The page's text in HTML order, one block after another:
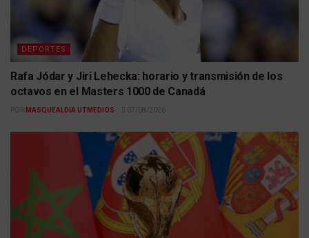
DEPORTES
Rafa Jódar y Jiri Lehecka: horario y transmisión de los
octavos en el Masters 1000 de Canadá
POR MASQUEALDIA UTMEDIOS 07/08/2026